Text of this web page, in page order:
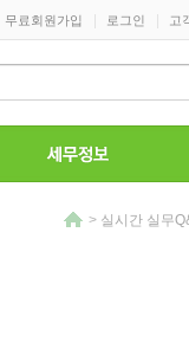
무료회원가입 로그인 고
> 실시간 실무